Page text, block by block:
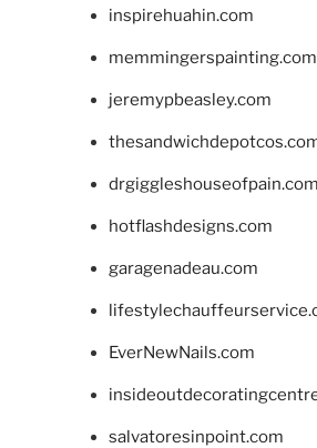
inspirehuahin.com
memmingerspainting.com
jeremypbeasley.com
drgiggleshouseofpain.com
hotflashdesigns.com
garagenadeau.com
EverNewNails.com
salvatoresinpoint.com